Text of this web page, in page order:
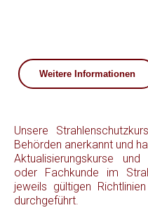
Weitere Informationen
Unsere
Behörden anerkannt und
Aktualisierungskurse
oder Fachkunde im
jeweils gültigen
durchgeführt.